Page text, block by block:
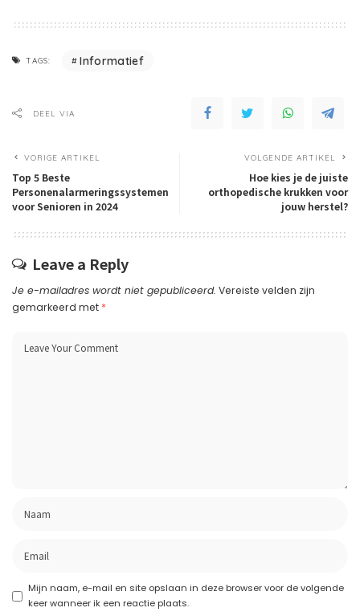
TAGS: Informatief
DEEL VIA
VORIGE ARTIKEL
Top 5 Beste
Personenalarmeringssystemen
voor Senioren in 2024
VOLGENDE ARTIKEL
Hoe kies je de juiste
orthopedische krukken voor
jouw herstel?
Leave a Reply
Je e-mailadres wordt niet gepubliceerd. Vereiste velden zijn
gemarkeerd met *
Mijn naam, e-mail en site opslaan in deze browser voor de volgende
keer wanneer ik een reactie plaats.